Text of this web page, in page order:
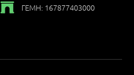
ΓΕΜΗ: 167877403000